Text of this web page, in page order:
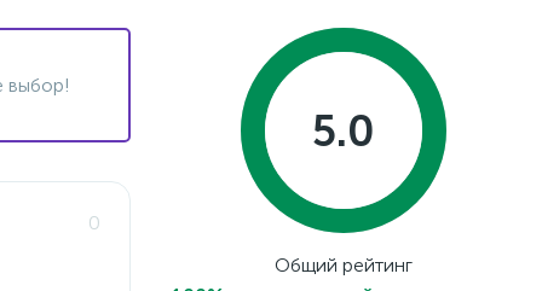
выбор!
0
5.0
Общий рейтинг